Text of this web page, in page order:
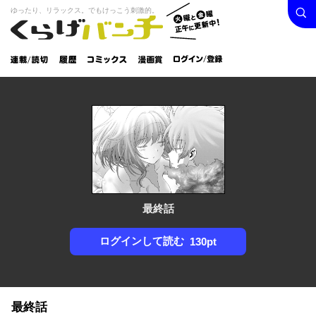
くらげバンチ
火曜と
金曜正
午に更
新中！
ゆったり、リラックス。でもけっこう刺激的。
連載/読
切
履
歴
コミック
漫画
賞
ログイン /
登録
検索
最終話
ログインして読む 130pt
最終話